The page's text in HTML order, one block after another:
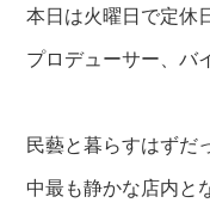
本日は火曜日で定休
プロデューサー、バ
民藝と暮らすはずだ
中最も静かな店内と